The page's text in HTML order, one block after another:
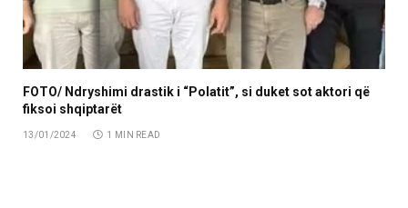
FOTO/ Ndryshimi drastik i “Polatit”, si duket sot aktori që
fiksoi shqiptarët
13/01/2024 1 MIN READ